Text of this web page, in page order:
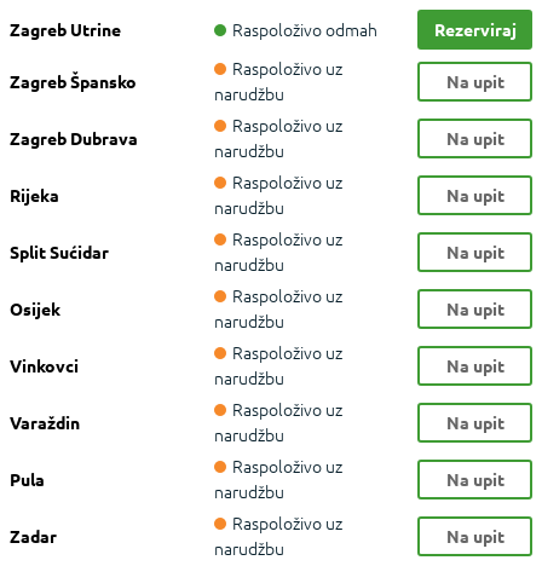
Zagreb Utrine Raspoloživo odmah Rezerviraj
Zagreb Špansko
Raspoloživo uz
narudžbu
Na upit
Zagreb Dubrava
Raspoloživo uz
narudžbu
Na upit
Rijeka
Raspoloživo uz
narudžbu
Na upit
Split Sućidar
Raspoloživo uz
narudžbu
Na upit
Osijek
Raspoloživo uz
narudžbu
Na upit
Vinkovci
Raspoloživo uz
narudžbu
Na upit
Varaždin
Raspoloživo uz
narudžbu
Na upit
Pula
Raspoloživo uz
narudžbu
Na upit
Zadar
Raspoloživo uz
narudžbu
Na upit